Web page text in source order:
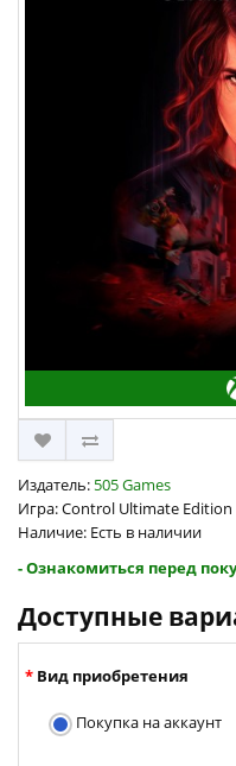
Издатель: 505 Games
Игра: Control Ultimate Edition
Наличие: Есть в наличии
- Ознакомиться перед
Доступные
Вид приобретения
Покупка на аккаунт